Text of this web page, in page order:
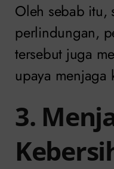
Oleh sebab itu,
perlindungan,
tersebut juga
upaya menjaga
3.